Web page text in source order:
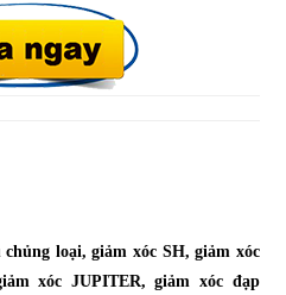
chủng loại, giảm xóc SH, giảm xóc
xóc JUPITER, giảm xóc đạp